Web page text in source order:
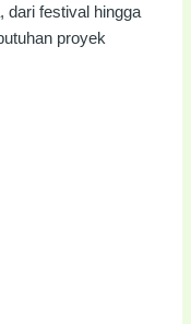
dari festival hingga
proyek